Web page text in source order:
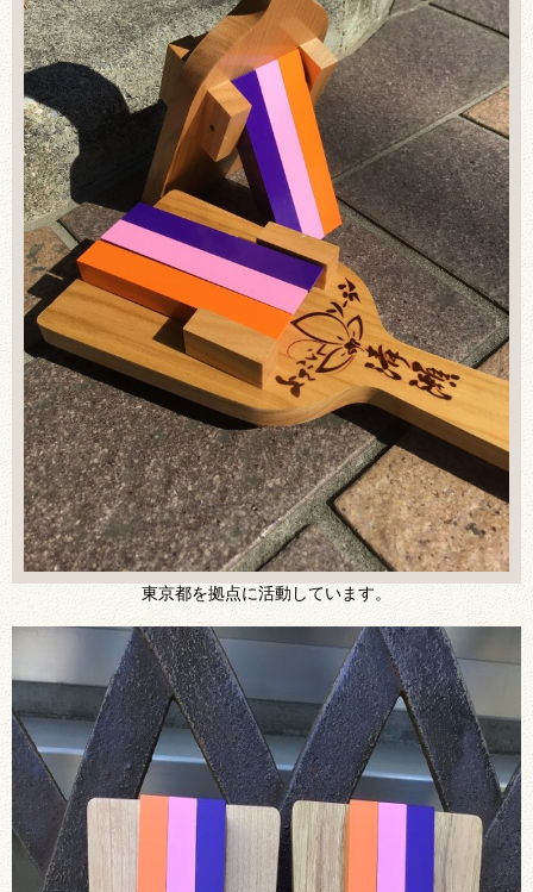
東京都を拠点に活動しています。